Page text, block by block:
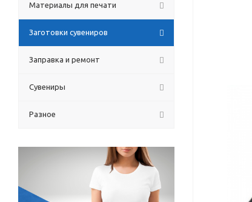
Материалы для печати
Заготовки сувениров
Заправка и ремонт
Сувениры
Разное